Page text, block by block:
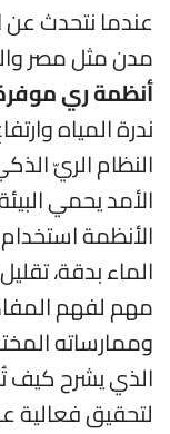
عندما نتحدث عن
مدن مثل مصر
أنظمة ري
ندرة المياه
النظام الريّ
الأمد يحمي
الأنظمة
الماء بدقة،
مهم لفهم
وممارساته
الذي يشرح كيف
لتحقيق فعالية